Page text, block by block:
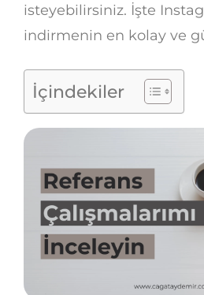
isteyebilirsiniz. İşte
indirmenin en kolay ve
İçindekiler